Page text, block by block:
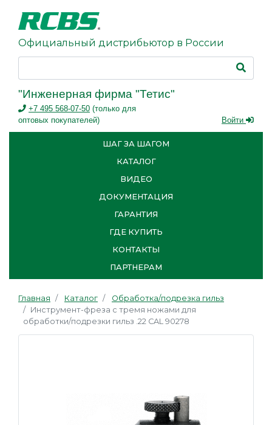
Официальный дистрибьютор в России
"Инженерная фирма "Тетис"
+7 495 568-07-50 (только для
оптовых покупателей)
Войти
ШАГ ЗА ШАГОМ
КАТАЛОГ
ВИДЕО
ДОКУМЕНТАЦИЯ
ГАРАНТИЯ
ГДЕ КУПИТЬ
КОНТАКТЫ
ПАРТНЕРАМ
Главная Каталог
Обработка/подрезка гильз
Инструмент-фреза с тремя ножами для
обработки/подрезки гильз .22 CAL 90278